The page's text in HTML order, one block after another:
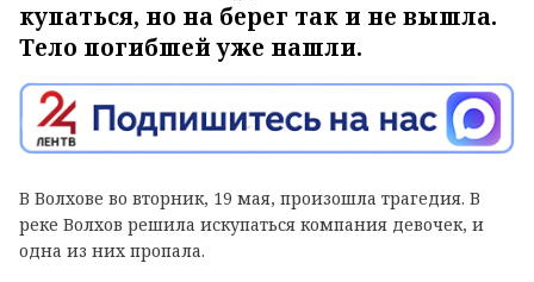
купаться, но на берег так и не вышла.
Тело погибшей уже нашли.
В Волхове во вторник, 19 мая, произошла трагедия. В
реке Волхов решила искупаться компания девочек, и
одна из них пропала.